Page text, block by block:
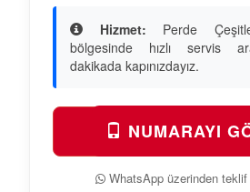
Hizmet: Perde
bölgesinde hızlı servis
dakikada kapınızdayız.
NUMARAYI
WhatsApp üzerinden